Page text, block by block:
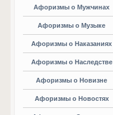
Афоризмы о Мужчинах
Афоризмы о Музыке
Афоризмы о Наказаниях
Афоризмы о Наследстве
Афоризмы о Новизне
Афоризмы о Новостях